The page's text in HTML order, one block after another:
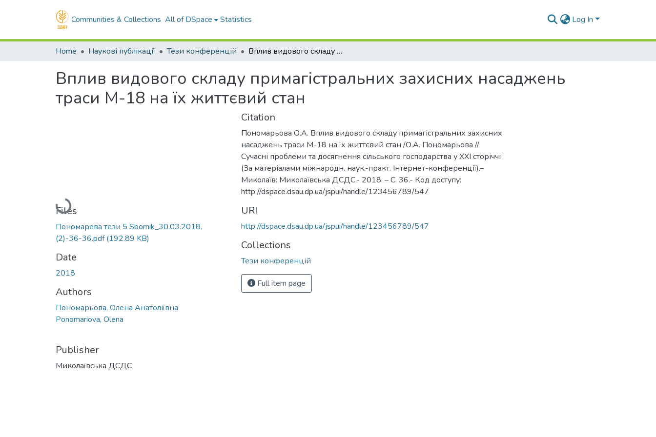
Communities & Collections All of DSpace Statistics Log In
Home Наукові публікації Тези конференцій Вплив видового складу примагістральних захисних насаджень траси М-18 на їх життєвий стан
Вплив видового складу примагістральних захисних насаджень
траси М-18 на їх життєвий стан
Loading...
Files
Пономарева тези 5 Sbornik_30.03.2018.
(2)-36-36.pdf(192.89 KB)
Date
2018
Authors
Пономарьова, Олена Анатоліївна
Ponomariova, Olena
Publisher
Миколаївська ДСДС
Citation
Пономарьова О.А. Вплив видового складу примагістральних захисних
насаджень траси М-18 на їх життєвий стан /О.А. Пономарьова //
Сучасні проблеми та досягнення сільського господарства у ХХІ сторіччі
(За матеріалами міжнародн. наук.-практ. Інтернет-конференції).–
Миколаїв: Миколаївська ДСДС.- 2018. – С. 36.- Код доступу:
http://dspace.dsau.dp.ua/jspui/handle/123456789/547
URI
http://dspace.dsau.dp.ua/jspui/handle/123456789/547
Collections
Тези конференцій
Full item page